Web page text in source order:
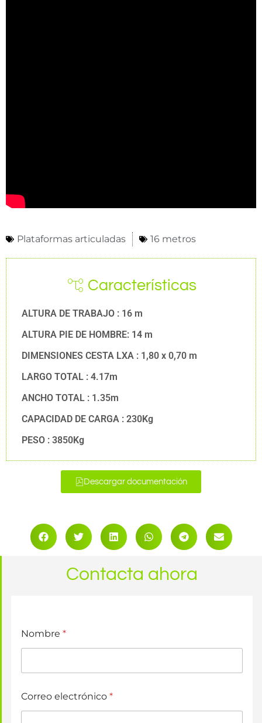
Plataformas articuladas 16 metros
Características
ALTURA DE TRABAJO : 16 m
ALTURA PIE DE HOMBRE: 14 m
DIMENSIONES CESTA LXA : 1,80 x 0,70 m
LARGO TOTAL : 4.17m
ANCHO TOTAL : 1.35m
CAPACIDAD DE CARGA : 230Kg
PESO : 3850Kg
Descargar documentación
Contacta ahora
Nombre *
Correo electrónico *